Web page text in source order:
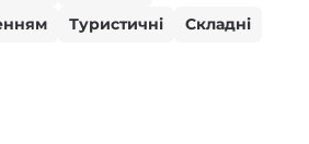
Туристичні
Складні